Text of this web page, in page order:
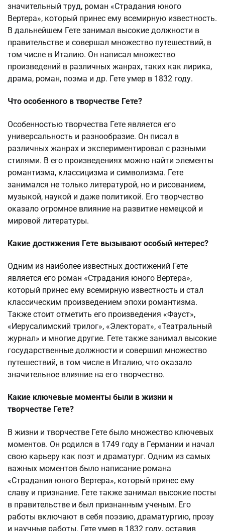
значительный труд, роман «Страдания юного
Вертера», который принес ему всемирную известность.
В дальнейшем Гете занимал высокие должности в
правительстве и совершал множество путешествий, в
том числе в Италию. Он написал множество
произведений в различных жанрах, таких как лирика,
драма, роман, поэма и др. Гете умер в 1832 году.
Что особенного в творчестве Гете?
Особенностью творчества Гете является его
универсальность и разнообразие. Он писал в
различных жанрах и экспериментировал с разными
стилями. В его произведениях можно найти элементы
романтизма, классицизма и символизма. Гете
занимался не только литературой, но и рисованием,
музыкой, наукой и даже политикой. Его творчество
оказало огромное влияние на развитие немецкой и
мировой литературы.
Какие достижения Гете вызывают особый интерес?
Одним из наиболее известных достижений Гете
является его роман «Страдания юного Вертера»,
который принес ему всемирную известность и стал
классическим произведением эпохи романтизма.
Также стоит отметить его произведения «Фауст»,
«Иерусалимский трилог», «Электорат», «Театральный
журнал» и многие другие. Гете также занимал высокие
государственные должности и совершил множество
путешествий, в том числе в Италию, что оказало
значительное влияние на его творчество.
Какие ключевые моменты были в жизни и
творчестве Гете?
В жизни и творчестве Гете было множество ключевых
моментов. Он родился в 1749 году в Германии и начал
свою карьеру как поэт и драматург. Одним из самых
важных моментов было написание романа
«Страдания юного Вертера», который принес ему
славу и признание. Гете также занимал высокие посты
в правительстве и был признанным ученым. Его
работы включают в себя поэзию, драматургию, прозу
и научные работы. Гете умер в 1832 году, оставив